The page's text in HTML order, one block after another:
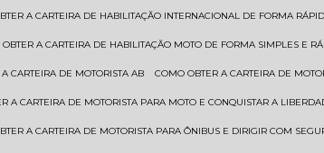
A CARTEIRA DE HABILITAÇÃO INTERNACIONAL DE FORMA
OBTER A CARTEIRA DE HABILITAÇÃO MOTO DE FORMA SIMPLES E
A CARTEIRA DE MOTORISTA AB COMO OBTER A CARTEIRA DE
A CARTEIRA DE MOTORISTA PARA MOTO E CONQUISTAR A
A CARTEIRA DE MOTORISTA PARA ÔNIBUS E DIRIGIR COM